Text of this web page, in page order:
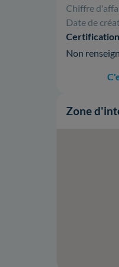
Chiffre
Date de
Non
Zone